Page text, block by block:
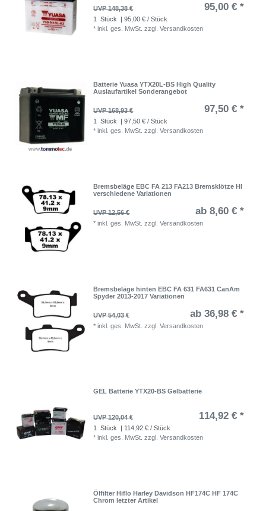
UVP 148,38 € 95,00 € *
1 Stück
| 95,00 € / Stück
*inkl. ges. MwSt. zzgl.Versandkosten
Batterie Yuasa YTX20L-BS High Quality
Auslaufartikel Sonderangebot
UVP 168,93 € 97,50 € *
1 Stück
| 97,50 € / Stück
*inkl. ges. MwSt. zzgl.Versandkosten
Bremsbeläge EBC FA 213 FA213 Bremsklötze HI
verschiedene Variationen
UVP 12,56 € ab 8,60 € *
*inkl. ges. MwSt. zzgl.Versandkosten
Bremsbeläge hinten EBC FA 631 FA631 CanAm
Spyder 2013-2017 Variationen
UVP 54,03 € ab 36,98 € *
*inkl. ges. MwSt. zzgl.Versandkosten
GEL Batterie YTX20-BS Gelbatterie
UVP 120,04 € 114,92 € *
1 Stück
| 114,92 € / Stück
*inkl. ges. MwSt. zzgl.Versandkosten
Ölfilter Hiflo Harley Davidson HF174C HF 174C
Chrom letzter Artikel